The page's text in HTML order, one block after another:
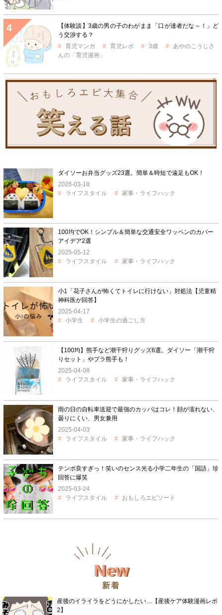
【体験談】3歳の男の子のわがまま「口が達者だな～！」ど
う交渉する？
育児マンガ
育児レポ 3歳
あやのこうじさ
んの「育児漫画」
ダイソーお弁当グッズ23選。簡単＆時短で遠足もOK！
2026-03-18
ライフスタイル
家事・ライフハック
100均でOK！シンプル＆簡単な交通安全ワッペンのカバー
アイデア2選
2025-05-12
ライフスタイル
家事・ライフハック
小1「花子さんが怖くてトイレに行けない」対処法【児童精
神科医が回答】
2025-04-17
小学生
小学生の過ごし方
【100均】熊手など潮干狩りグッズ6選。ダイソー「潮干狩
りセット」やプラ熊手も！
2025-04-08
ライフスタイル
家事・ライフハック
雨の日の自転車送迎で最強のカッパはコレ！顔が濡れない、
曇りにくい、男女兼用
2025-04-03
ライフスタイル
家事・ライフハック
テンポ良すぎっ！笑いのセンス光る小学二年生の「国語」珍
回答に爆笑
2025-03-24
ライフスタイル
おもしろエピソード
New
新着
産後のイライラをどうにかしたい…【産後ケア体験漫画レポ
2】